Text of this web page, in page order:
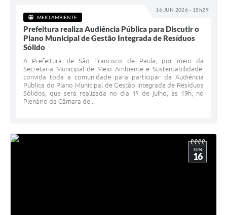
16 JUN 2026 - 15h29
MEIO AMBIENTE
Prefeitura realiza Audiência Pública para Discutir o
Plano Municipal de Gestão Integrada de Resíduos
Sólido
A Prefeitura de São Francisco de Paula, por meio da
Secretaria Municipal de Meio Ambiente e Sustentabilidade,
convida toda a comunidade para participar da Audiência
Pública do Plano Municipal de Gestão Integrada de Resíduos
Sólidos, que será realizada no dia 1º de julho, às 19h, no
Plenário da Câmara de...
JUN
16